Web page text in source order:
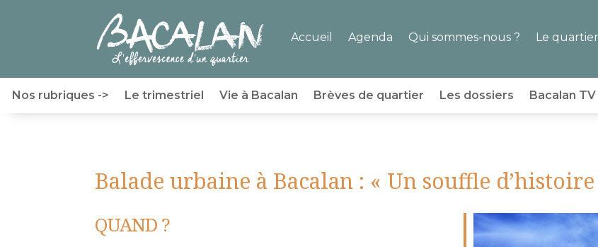
Accueil Agenda Qui sommes-nous ? Le quartier
Nos rubriques -> Le trimestriel Vie à Bacalan Brèves de quartier Les dossiers Bacalan TV
Balade urbaine à Bacalan : « Un souffle
QUAND ?